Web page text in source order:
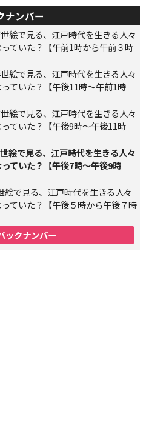
ナンバー
絵で見る、江戸時代を生きる人々
ていた？【午前1時から午前３時
絵で見る、江戸時代を生きる人々
ていた？【午後11時～午前1時
絵で見る、江戸時代を生きる人々
ていた？【午後9時～午後11時
絵で見る、江戸時代を生きる人々
ていた？【午後7時～午後9時
で見る、江戸時代を生きる人々
ていた？【午後５時から午後７時
ックナンバー